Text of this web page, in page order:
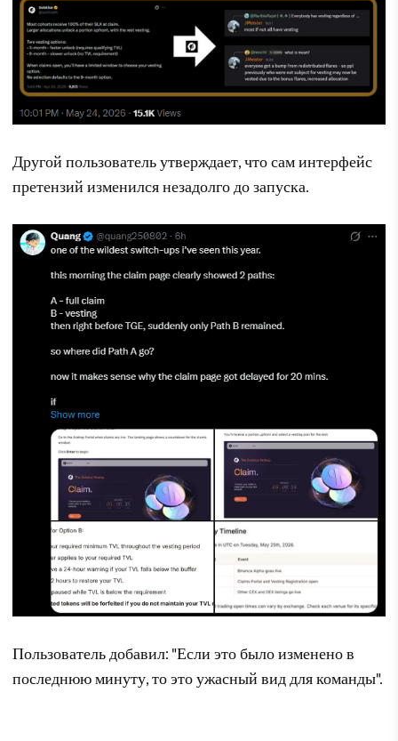
Другой пользователь утверждает, что сам интерфейс
претензий изменился незадолго до запуска.
Пользователь добавил: "Если это было изменено в
последнюю минуту, то это ужасный вид для команды".